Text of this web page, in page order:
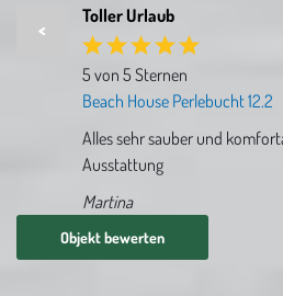
<
Toller Urlaub
5 von 5 Sternen
Beach House Perlebucht 12.2
Alles sehr sauber und
Ausstattung
Martina
Objekt bewerten